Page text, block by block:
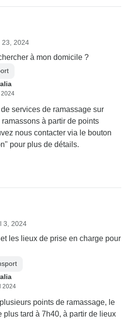
23, 2024
à mon domicile ?
2024
services de ramassage sur
à partir de points
nous contacter via le bouton
pour plus de détails.
3, 2024
les lieux de prise en charge pour
2024
points de ramassage, le
plus tard à 7h40, à partir de lieux